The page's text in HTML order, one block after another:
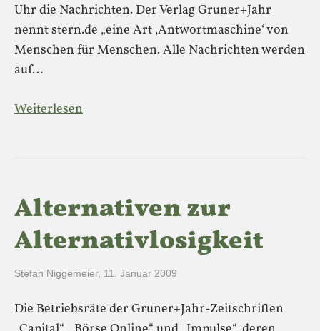
Uhr die Nachrichten. Der Verlag Gruner+Jahr
nennt stern.de „eine Art ‚Antwortmaschine‘ von
Menschen für Menschen. Alle Nachrichten werden
auf…
Weiterlesen
Alternativen zur
Alternativlosigkeit
Stefan Niggemeier, 11. Januar 2009
Die Betriebsräte der Gruner+Jahr-Zeitschriften